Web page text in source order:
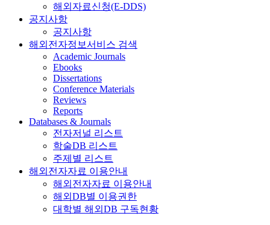
해외자료신청(E-DDS)
공지사항
공지사항
해외전자정보서비스 검색
Academic Journals
Ebooks
Dissertations
Conference Materials
Reviews
Reports
Databases & Journals
전자저널 리스트
학술DB 리스트
주제별 리스트
해외전자자료 이용안내
해외전자자료 이용안내
해외DB별 이용권한
대학별 해외DB 구독현황